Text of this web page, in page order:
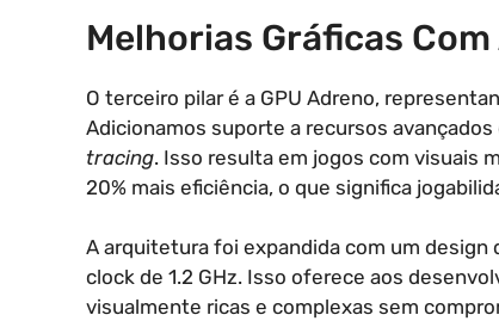
Melhorias Gráficas Com
O terceiro pilar é a GPU Adreno,
Adicionamos suporte a recursos avançados
tracing. Isso resulta em jogos com visuais
20% mais eficiência, o que significa
A arquitetura foi expandida com um design
clock de 1.2 GHz. Isso oferece aos
visualmente ricas e complexas sem